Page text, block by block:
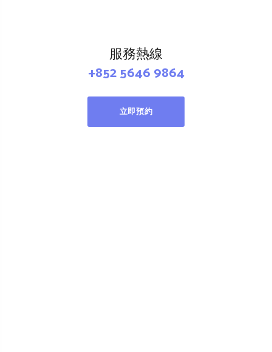
服務熱線
+852 5646 9864
立即預約